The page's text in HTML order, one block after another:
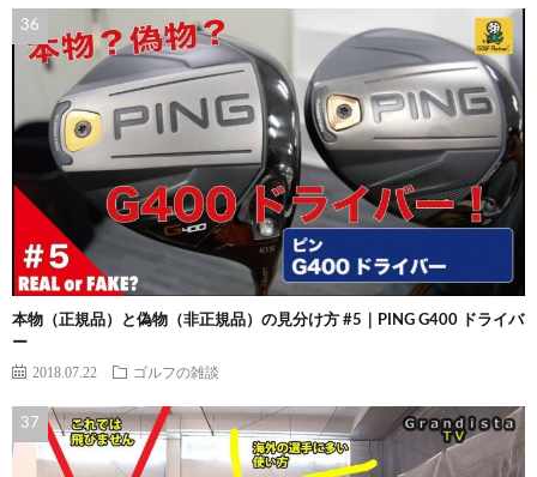
本物（正規品）と偽物（非正規品）の見分け方 #5｜PING G400 ドライバ
ー
2018.07.22 ゴルフの雑談